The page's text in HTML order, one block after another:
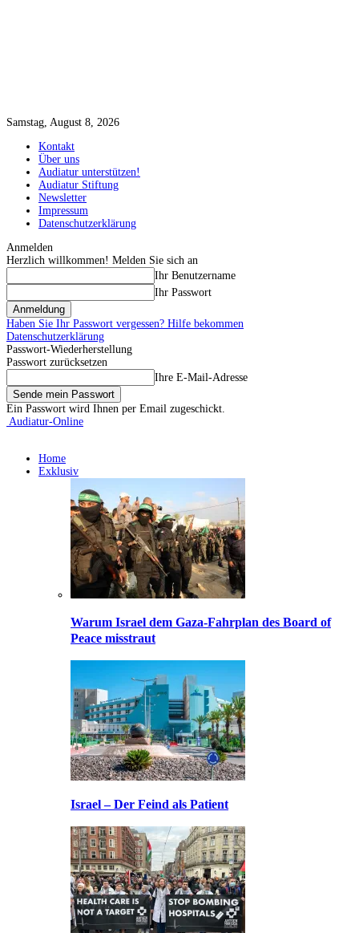
Samstag, August 8, 2026
Kontakt
Über uns
Audiatur unterstützen!
Audiatur Stiftung
Newsletter
Impressum
Datenschutzerklärung
Anmelden
Herzlich willkommen! Melden Sie sich an
Ihr Benutzername
Ihr Passwort
Haben Sie Ihr Passwort vergessen? Hilfe bekommen
Datenschutzerklärung
Passwort-Wiederherstellung
Passwort zurücksetzen
Ihre E-Mail-Adresse
Ein Passwort wird Ihnen per Email zugeschickt.
Audiatur-Online
Home
Exklusiv
Warum Israel dem Gaza-Fahrplan des Board of
Peace misstraut
Israel – Der Feind als Patient